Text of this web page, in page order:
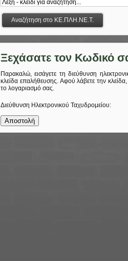
Ξεχάσατε τον Κωδικό
Παρακαλώ, εισάγετε τη διεύθυνση
κλείδα επαλήθευσης. Αφού λάβετε την
το λογαριασμό σας.
Διεύθυνση Ηλεκτρονικού Ταχυδρομείου:
Αποστολή